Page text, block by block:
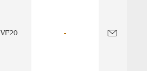
VF20 -